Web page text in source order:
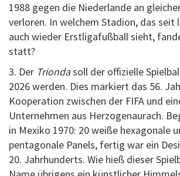
1988 gegen die Niederlande an
verloren. In welchem Stadion, das
auch wieder Erstligafußball sieht,
statt?
3. Der Triondasoll der offizielle
2026 werden. Dies markiert das 56.
Kooperation zwischen der FIFA und
Unternehmen aus Herzogenaurach.
in Mexiko 1970: 20 weiße hexagonale
pentagonale Panels, fertig war ein
20. Jahrhunderts. Wie hieß dieser